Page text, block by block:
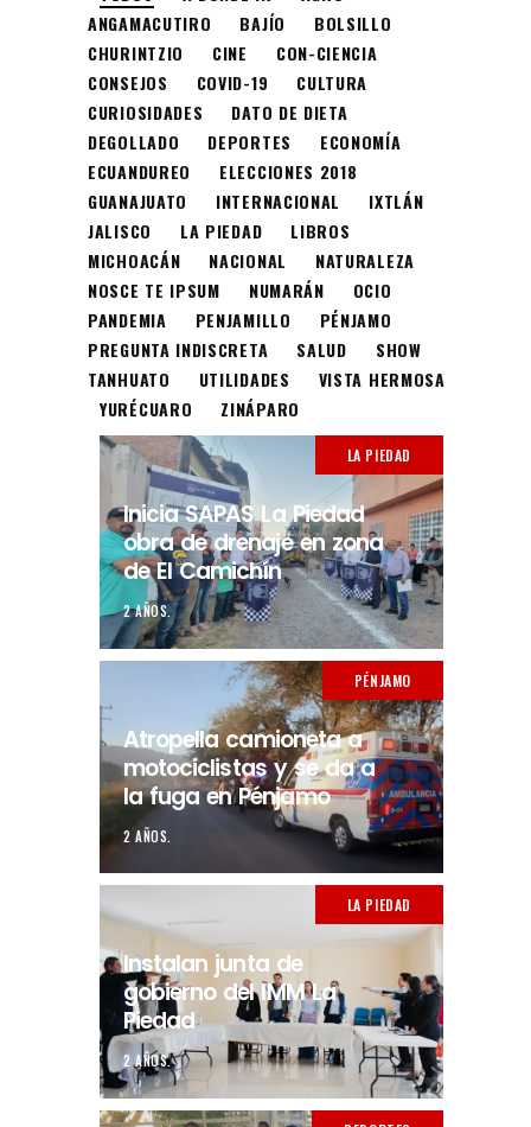
ANGAMACUTIRO
BAJÍO
BOLSILLO
CHURINTZIO
CINE
CON-CIENCIA
CONSEJOS
COVID-19
CULTURA
CURIOSIDADES
DATO DE DIETA
DEGOLLADO
DEPORTES
ECONOMÍA
ECUANDUREO
ELECCIONES 2018
GUANAJUATO
INTERNACIONAL
IXTLÁN
JALISCO
LA PIEDAD
LIBROS
MICHOACÁN
NACIONAL
NATURALEZA
NOSCE TE IPSUM
NUMARÁN
OCIO
PANDEMIA
PENJAMILLO
PÉNJAMO
PREGUNTA INDISCRETA
SALUD
SHOW
TANHUATO
UTILIDADES
VISTA HERMOSA
YURÉCUARO
ZINÁPARO
LA PIEDAD
Inicia SAPAS La Piedad
obra de drenaje en zona
de El Camichín
2 AÑOS.
PÉNJAMO
Atropella camioneta a
motociclistas y se da a
la fuga en Pénjamo
2 AÑOS.
LA PIEDAD
Instalan junta de
gobierno del IMM La
Piedad
2 AÑOS.